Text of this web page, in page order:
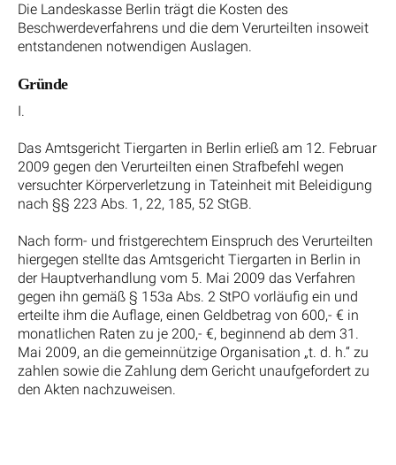
Die Landeskasse Berlin trägt die Kosten des
Beschwerdeverfahrens und die dem Verurteilten insoweit
entstandenen notwendigen Auslagen.
Gründe
I.
Das Amtsgericht Tiergarten in Berlin erließ am 12. Februar
2009 gegen den Verurteilten einen Strafbefehl wegen
versuchter Körperverletzung in Tateinheit mit Beleidigung
nach §§ 223 Abs. 1, 22, 185, 52 StGB.
Nach form- und fristgerechtem Einspruch des Verurteilten
hiergegen stellte das Amtsgericht Tiergarten in Berlin in
der Hauptverhandlung vom 5. Mai 2009 das Verfahren
gegen ihn gemäß § 153a Abs. 2 StPO vorläufig ein und
erteilte ihm die Auflage, einen Geldbetrag von 600,- € in
monatlichen Raten zu je 200,- €, beginnend ab dem 31.
Mai 2009, an die gemeinnützige Organisation „t. d. h.“ zu
zahlen sowie die Zahlung dem Gericht unaufgefordert zu
den Akten nachzuweisen.